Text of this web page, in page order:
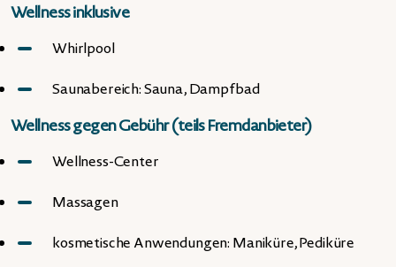
Wellness inklusive
Whirlpool
Saunabereich: Sauna, Dampfbad
Wellness gegen Gebühr (teils Fremdanbieter)
Wellness-Center
Massagen
kosmetische Anwendungen: Maniküre, Pediküre